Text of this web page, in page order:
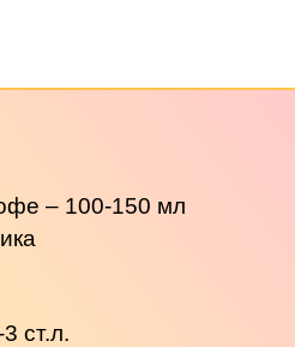
– 100-150 мл
ст.л.